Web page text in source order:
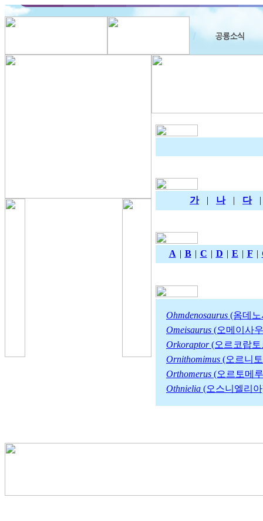
가 | 나 | 다 |
A | B | C | D | E | F |
Ohmdenosaurus (옴데
Omeisaurus (오메이사
Orkoraptor(오르코랍토
Ornithomimus (오르니
Orthomerus (오르토메
Othnielia (오스니엘리